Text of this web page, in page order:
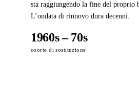
sta raggiungendo la fine del proprio
L’ondata di rinnovo dura decenni.
1960s – 70s
coorte di sostituzione